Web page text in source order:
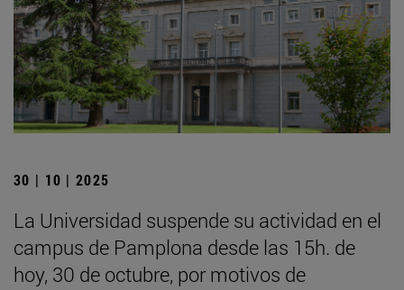
30 | 10 | 2025
La Universidad suspende su actividad en el
campus de Pamplona desde las 15h. de
hoy, 30 de octubre, por motivos de